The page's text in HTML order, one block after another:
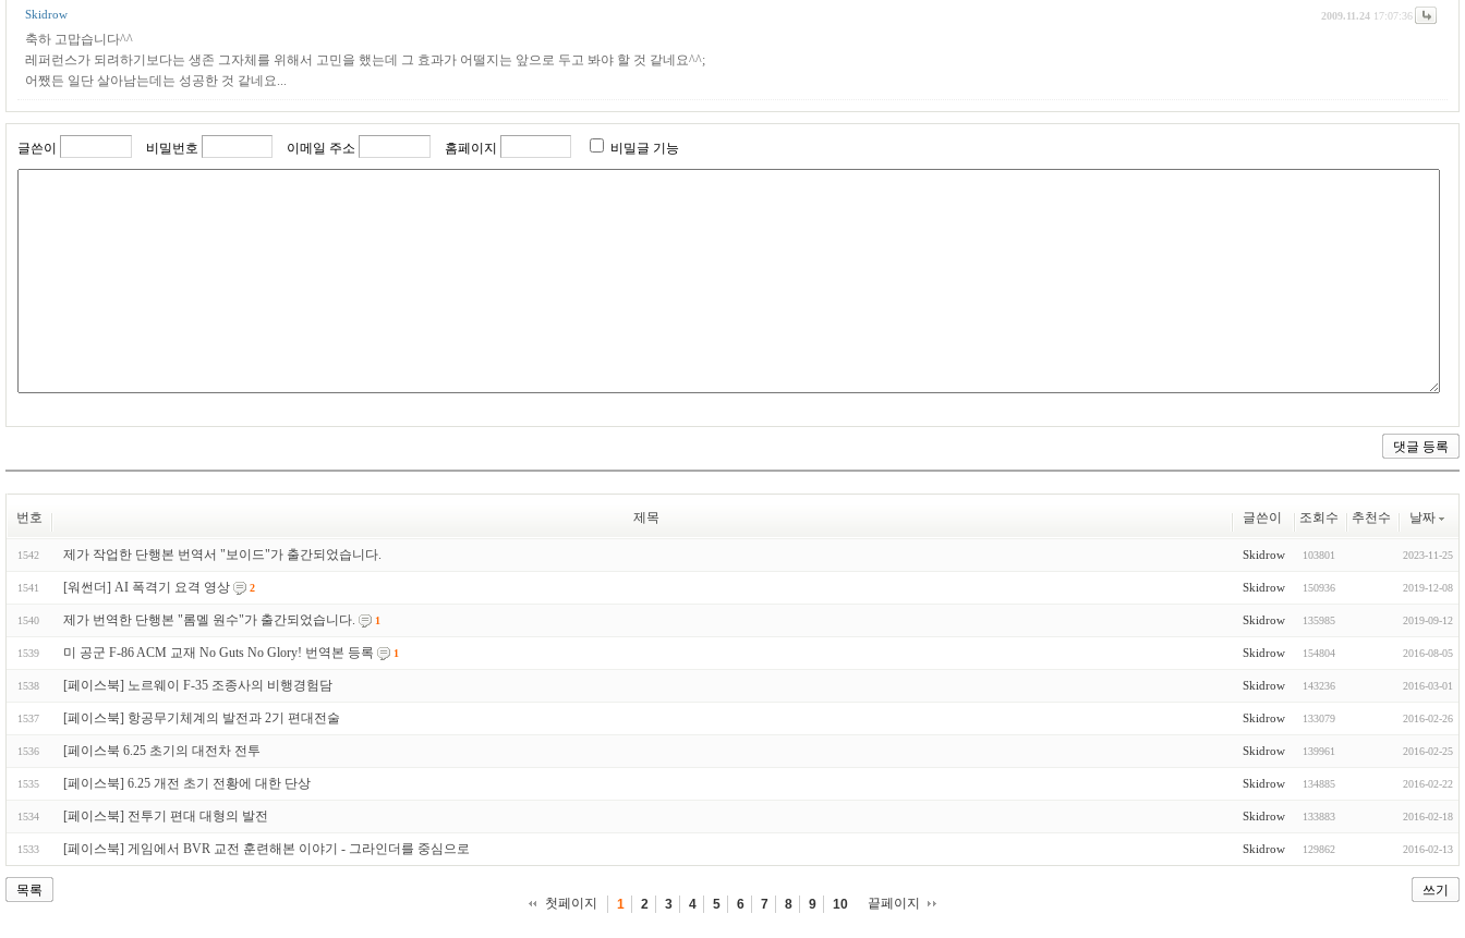
2009.11.24 17:07:36
Skidrow
축하 고맙습니다^^
레퍼런스가 되려하기보다는 생존 그자체를 위해서 고민을 했는데 그 효과가 어떨지는 앞으로 두고 봐야 할 것 같네요^^;
어쨌든 일단 살아남는데는 성공한 것 같네요...
글쓴이 비밀번호 이메일 주소 홈페이지 비밀글 기능
번호 제목 글쓴이 조회수 추천수 날짜
1542 제가 작업한 단행본 번역서 "보이드"가 출간되었습니다. Skidrow 103801 2023-11-25
1541 [워썬더] AI 폭격기 요격 영상 2 Skidrow 150936 2019-12-08
1540 제가 번역한 단행본 "롬멜 원수"가 출간되었습니다. 1 Skidrow 135985 2019-09-12
1539 미 공군 F-86 ACM 교재 No Guts No Glory! 번역본 등록 1 Skidrow 154804 2016-08-05
1538 [페이스북] 노르웨이 F-35 조종사의 비행경험담 Skidrow 143236 2016-03-01
1537 [페이스북] 항공무기체계의 발전과 2기 편대전술 Skidrow 133079 2016-02-26
1536 [페이스북 6.25 초기의 대전차 전투 Skidrow 139961 2016-02-25
1535 [페이스북] 6.25 개전 초기 전황에 대한 단상 Skidrow 134885 2016-02-22
1534 [페이스북] 전투기 편대 대형의 발전 Skidrow 133883 2016-02-18
1533 [페이스북] 게임에서 BVR 교전 훈련해본 이야기 - 그라인더를 중심으로 Skidrow 129862 2016-02-13
목록
쓰기
첫페이지
1 2 3 4 5 6 7 8 9 10 끝페이지